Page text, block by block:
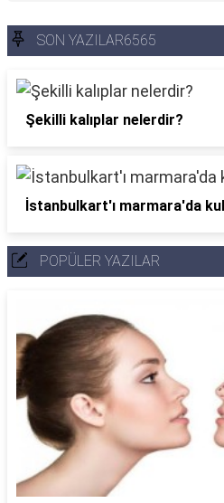
SON YAZILAR6565
Şekilli kalıplar nelerdir?
İstanbulkart'ı marmara'da
POPÜLER YAZILAR